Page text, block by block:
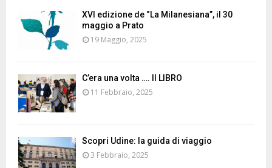
XVI edizione de “La Milanesiana”, il 30
maggio a Prato
19 Maggio, 2025
C’era una volta …. Il LIBRO
11 Febbraio, 2025
Scopri Udine: la guida di viaggio
3 Febbraio, 2025